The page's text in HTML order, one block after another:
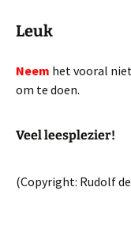
Leuk
Neem het vooral
om te doen.
Veel leesplezier!
(Copyright: Rudolf